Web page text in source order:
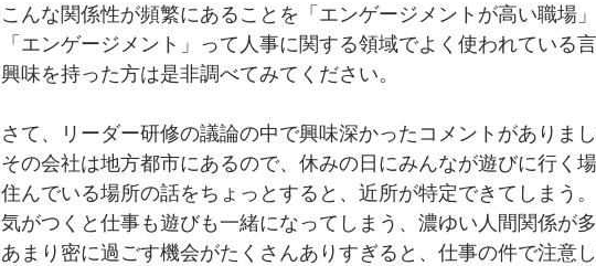
こんな関係性が頻繁にあることを「エンゲージメントが高い職場」
「エンゲージメント」って人事に関する領域でよく使われている言
興味を持った方は是非調べてみてください。
さて、リーダー研修の議論の中で興味深かったコメントがありまし
その会社は地方都市にあるので、休みの日にみんなが遊びに行く場
住んでいる場所の話をちょっとすると、近所が特定できてしまう。
気がつくと仕事も遊びも一緒になってしまう、濃ゆい人間関係が多
あまり密に過ごす機会がたくさんありすぎると、仕事の件で注意